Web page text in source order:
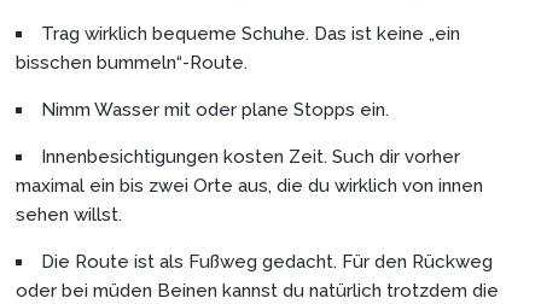
Trag wirklich bequeme Schuhe. Das ist keine „ein
bisschen bummeln“-Route.
Nimm Wasser mit oder plane Stopps ein.
Innenbesichtigungen kosten Zeit. Such dir vorher
maximal ein bis zwei Orte aus, die du wirklich von innen
sehen willst.
Die Route ist als Fußweg gedacht. Für den Rückweg
oder bei müden Beinen kannst du natürlich trotzdem die